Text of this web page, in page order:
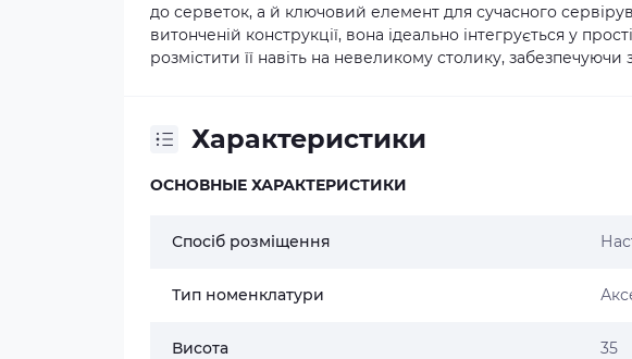
до серветок, а й ключовий елемент для сучасного
витонченій конструкції, вона ідеально інтегрується у
розмістити її навіть на невеликому столику, забезпечуючи
Характеристики
ОСНОВНЫЕ ХАРАКТЕРИСТИКИ
Спосіб розміщення
Тип номенклатури
Висота 35